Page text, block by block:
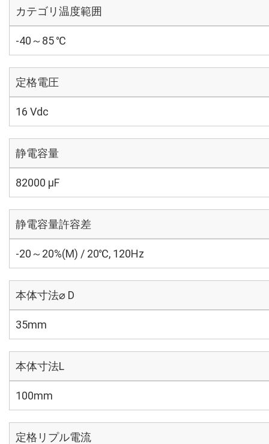
カテゴリ温度範囲
-40～85 ℃
定格電圧
16 Vdc
静電容量
82000 µF
静電容量許容差
-20～20%(M) / 20℃, 120Hz
本体寸法⌀ D
35mm
本体寸法L
100mm
定格リプル電流